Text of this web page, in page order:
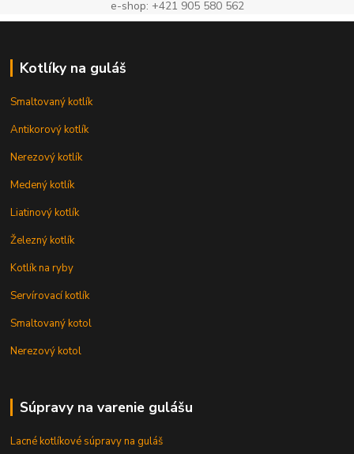
e-shop: +421 905 580 562
Kotlíky na guláš
Smaltovaný kotlík
Antikorový kotlík
Nerezový kotlík
Medený kotlík
Liatinový kotlík
Železný kotlík
Kotlík na ryby
Servírovací kotlík
Smaltovaný kotol
Nerezový kotol
Súpravy na varenie gulášu
Lacné kotlíkové súpravy na guláš